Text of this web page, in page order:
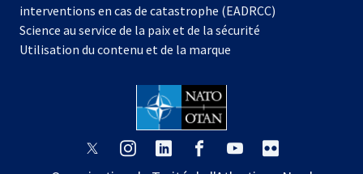
onglet
un
nouvel
onglet
interventions en cas de catastrophe (EADRCC)
Science au service de la paix et de la sécurité
Utilisation du contenu et de la marque
s’ouvres’ouvres’ouvres’ouvres’ouvres’ouvre